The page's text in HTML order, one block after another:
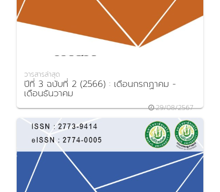
วารสารล่าสุด
ปีที่ 3 ฉบับที่ 2 (2566) : เดือนกรกฏาคม -
เดือนธันวาคม
29/08/2567